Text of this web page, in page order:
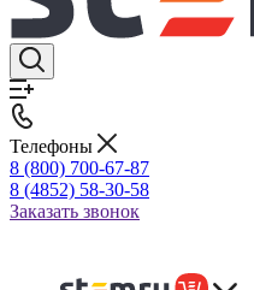
Телефоны
8 (800) 700-67-87
8 (4852) 58-30-58
Заказать звонок